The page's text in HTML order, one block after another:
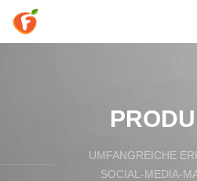
UMFANGREICHE
SOCIAL-MEDIA-